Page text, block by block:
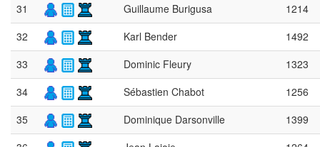
31
Guillaume Burigusa
1214
32
Karl Bender
1492
33
Dominic Fleury
1323
34
Sébastien Chabot
1256
35
Dominique Darsonville
1399